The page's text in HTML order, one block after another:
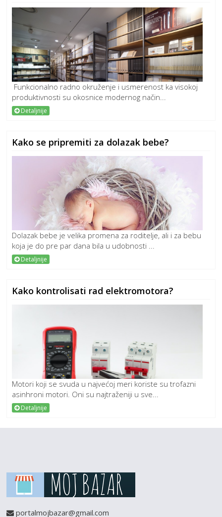
Funkcionalno radno okruženje i usmerenost ka visokoj
produktivnosti su okosnice modernog način...
Detaljnije
Kako se pripremiti za dolazak bebe?
Dolazak bebe je velika promena za roditelje, ali i za bebu
koja je do pre par dana bila u udobnosti ...
Detaljnije
Kako kontrolisati rad elektromotora?
Motori koji se svuda u najvećoj meri koriste su trofazni
asinhroni motori. Oni su najtraženiji u sve...
Detaljnije
portalmojbazar@gmail.com